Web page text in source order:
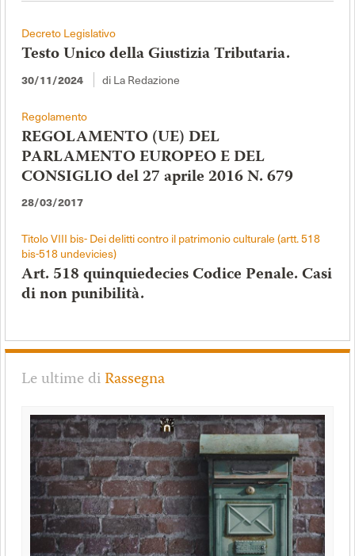
Decreto Legislativo
Testo Unico della Giustizia Tributaria.
30/11/2024 di La Redazione
Regolamento
REGOLAMENTO (UE) DEL
PARLAMENTO EUROPEO E DEL
CONSIGLIO del 27 aprile 2016 N. 679
28/03/2017
Titolo VIII bis- Dei delitti contro il patrimonio culturale (artt. 518
bis-518 undevicies)
Art. 518 quinquiedecies Codice Penale. Casi
di non punibilità.
Le ultime diRassegna